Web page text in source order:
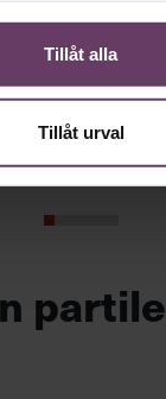
Tillåt alla
Tillåt urval
2026